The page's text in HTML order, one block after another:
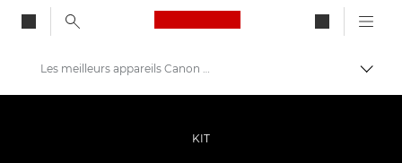
Canon Logo, back to
Vidéo et photographie professionnelles
Les meilleurs appareils Canon pour la réalisation de vidéos
KIT